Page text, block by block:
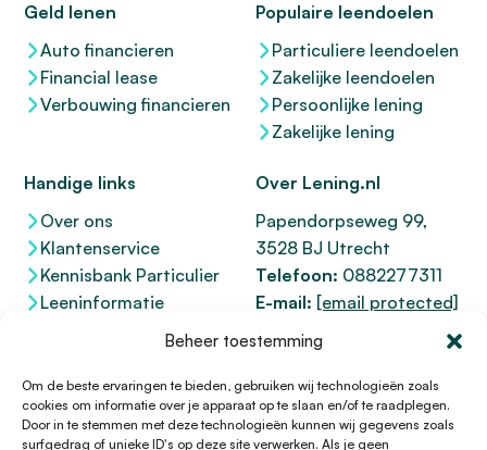
Beheer toestemming
Om de beste ervaringen te bieden, gebruiken wij technologieën zoals
cookies om informatie over je apparaat op te slaan en/of te raadplegen.
Door in te stemmen met deze technologieën kunnen wij gegevens zoals
surfgedrag of unieke ID's op deze site verwerken. Als je geen
Geld lenen
Auto financieren
Financial lease
Verbouwing financieren
Populaire leendoelen
Particuliere leendoelen
Zakelijke leendoelen
Persoonlijke lening
Zakelijke lening
Handige links
Over ons
Klantenservice
Kennisbank Particulier
Leeninformatie
Over Lening.nl
Papendorpseweg 99,
3528 BJ Utrecht
Telefoon: 0882277311
E-mail: [email protected]
KvK 76100200
12047091
Kifid 300.017942